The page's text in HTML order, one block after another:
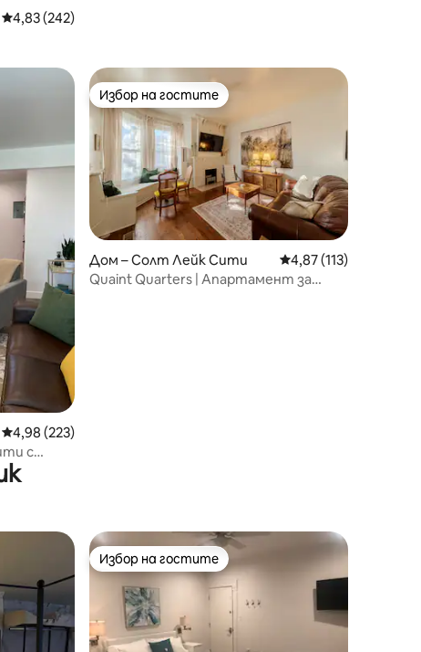
Средна оценка: 4,83 от 5, 242 отзива
4,83 (242)
Средна оценка: 4,98 от 5, 223 отзива
4,98 (223)
с
Избор на гостите
Избор на гостите
Дом – Солт Лейк Сити Средна оценка: 4,87
4,87 (113)
Quaint Quarters | Апартамент за
Избор на гостите
Избор на гостите